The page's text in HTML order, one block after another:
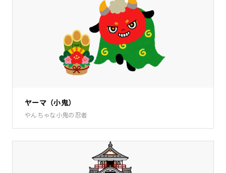
ヤーマ（小鬼）
やんちゃな小鬼の忍者